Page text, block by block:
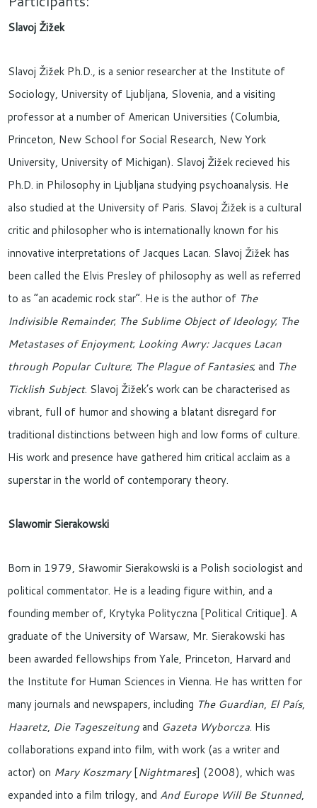
Slavoj Žižek
Slavoj Žižek Ph.D., is a senior researcher at the Institute of
Sociology, University of Ljubljana, Slovenia, and a visiting
professor at a number of American Universities (Columbia,
Princeton, New School for Social Research, New York
University, University of Michigan). Slavoj Žižek recieved his
Ph.D. in Philosophy in Ljubljana studying psychoanalysis. He
also studied at the University of Paris. Slavoj Žižek is a cultural
critic and philosopher who is internationally known for his
innovative interpretations of Jacques Lacan. Slavoj Žižek has
been called the Elvis Presley of philosophy as well as referred
to as “an academic rock star”. He is the author of The
Indivisible Remainder; The Sublime Object of Ideology; The
Metastases of Enjoyment; Looking Awry: Jacques Lacan
through Popular Culture; The Plague of Fantasies; and The
Ticklish Subject. Slavoj Žižek’s work can be characterised as
vibrant, full of humor and showing a blatant disregard for
traditional distinctions between high and low forms of culture.
His work and presence have gathered him critical acclaim as a
superstar in the world of contemporary theory.
Slawomir Sierakowski
Born in 1979, Sławomir Sierakowski is a Polish sociologist and
political commentator. He is a leading figure within, and a
founding member of, Krytyka Polityczna [Political Critique]. A
graduate of the University of Warsaw, Mr. Sierakowski has
been awarded fellowships from Yale, Princeton, Harvard and
the Institute for Human Sciences in Vienna. He has written for
many journals and newspapers, including The Guardian, El País,
Haaretz, Die Tageszeitungand Gazeta Wyborcza. His
collaborations expand into film, with work (as a writer and
actor) on Mary Koszmary[Nightmares] (2008), which was
expanded into a film trilogy, and And Europe Will Be Stunned,